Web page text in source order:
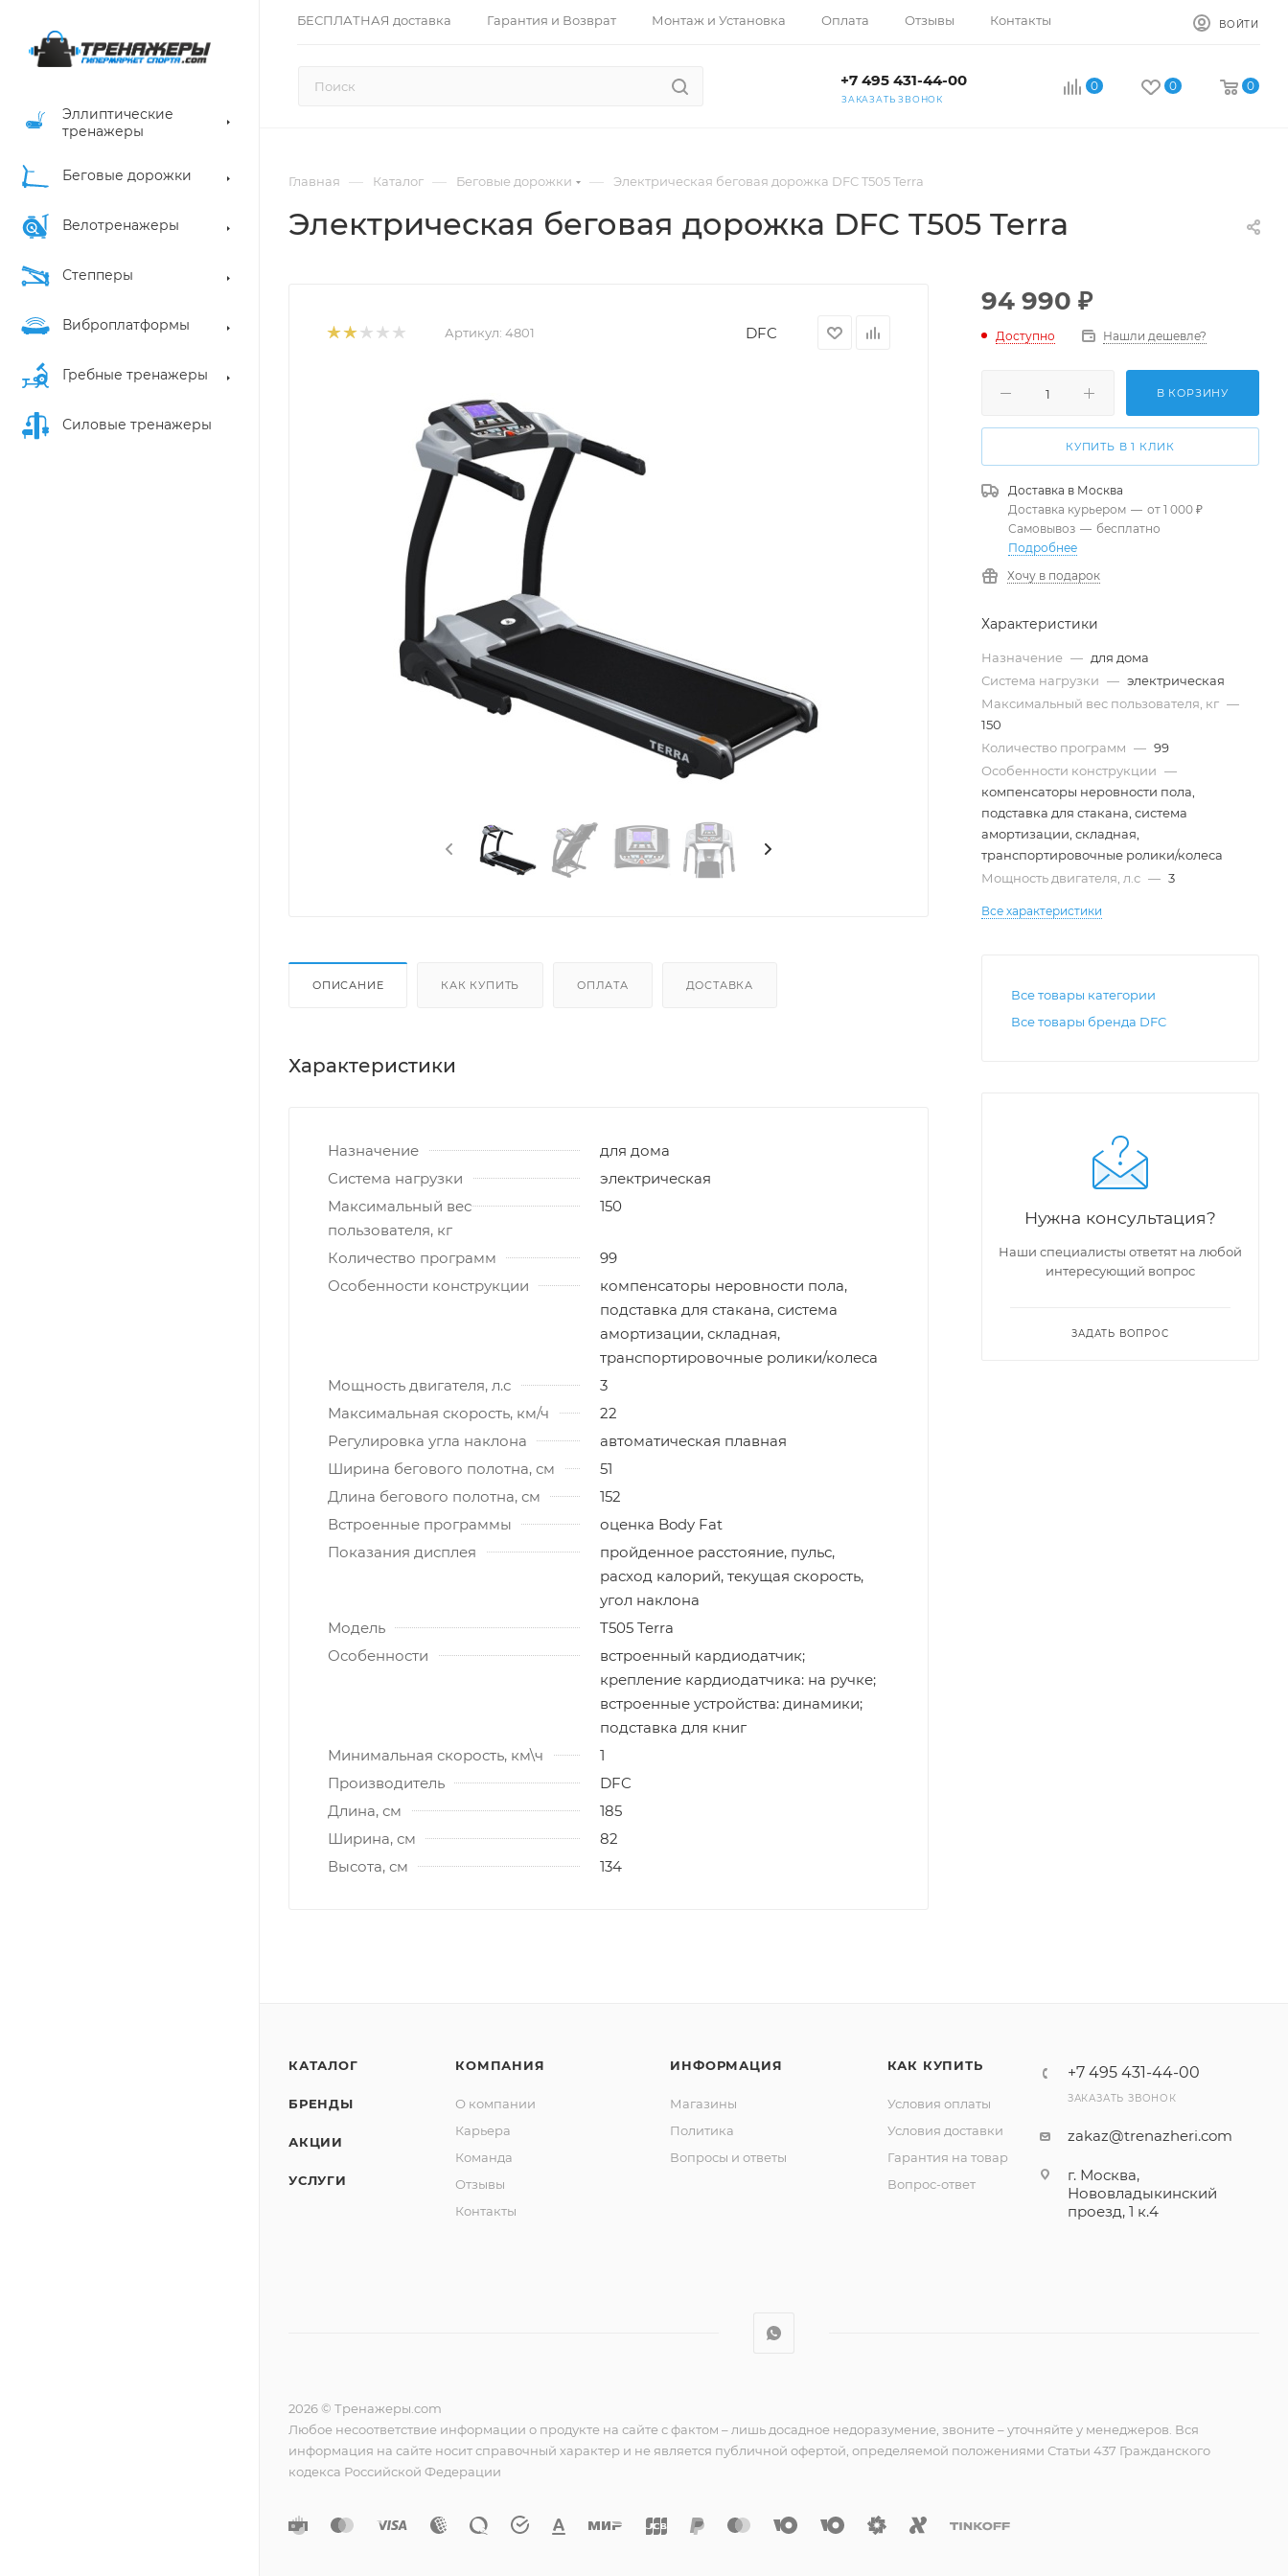
БЕСПЛАТНАЯ доставка Гарантия и Возврат Монтаж и Установка Оплата Отзывы Контакты ВОЙТИ
+7 495 431-44-00
ЗАКАЗАТЬ ЗВОНОК
0 0 0
Эллиптические
тренажеры
Беговые дорожки
Велотренажеры
Степперы
Виброплатформы
Гребные тренажеры
Силовые тренажеры
Главная — Каталог — Беговые дорожки — Электрическая беговая дорожка DFC T505 Terra
Электрическая беговая дорожка DFC T505 Terra
Артикул: 4801 DFC
ОПИСАНИЕ КАК КУПИТЬ ОПЛАТА ДОСТАВКА
Характеристики
Назначение
для дома
Система нагрузки
электрическая
Максимальный вес
пользователя, кг
150
Количество программ
99
Особенности конструкции
компенсаторы неровности пола,
подставка для стакана, система
амортизации, складная,
транспортировочные ролики/колеса
Мощность двигателя, л.с
3
Максимальная скорость, км/ч
22
Регулировка угла наклона
автоматическая плавная
Ширина бегового полотна, см
51
Длина бегового полотна, см
152
Встроенные программы
оценка Body Fat
Показания дисплея
пройденное расстояние, пульс,
расход калорий, текущая скорость,
угол наклона
Модель
T505 Terra
Особенности
встроенный кардиодатчик;
крепление кардиодатчика: на ручке;
встроенные устройства: динамики;
подставка для книг
Минимальная скорость, км\ч
1
Производитель
DFC
Длина, см
185
Ширина, см
82
Высота, см
134
94 990 ₽
Доступно Нашли дешевле?
В КОРЗИНУ
КУПИТЬ В 1 КЛИК
Доставка в Москва
Доставка курьером — от 1 000 ₽
Самовывоз — бесплатно
Подробнее
Хочу в подарок
Характеристики
Назначение — для дома
Система нагрузки — электрическая
Максимальный вес пользователя, кг —
150
Количество программ — 99
Особенности конструкции —
компенсаторы неровности пола,
подставка для стакана, система
амортизации, складная,
транспортировочные ролики/колеса
Мощность двигателя, л.с — 3
Все характеристики
Все товары категории
Все товары бренда DFC
Нужна консультация?
Наши специалисты ответят на любой
интересующий вопрос
ЗАДАТЬ ВОПРОС
КАТАЛОГ
БРЕНДЫ
АКЦИИ
УСЛУГИ
КОМПАНИЯ
О компании
Карьера
Команда
Отзывы
Контакты
ИНФОРМАЦИЯ
Магазины
Политика
Вопросы и ответы
КАК КУПИТЬ
Условия оплаты
Условия доставки
Гарантия на товар
Вопрос-ответ
+7 495 431-44-00
ЗАКАЗАТЬ ЗВОНОК
zakaz@trenazheri.com
г. Москва,
Нововладыкинский
проезд, 1 к.4
2026 © Тренажеры.com
Любое несоответствие информации о продукте на сайте с фактом – лишь досадное недоразумение, звоните – уточняйте у менеджеров. Вся
информация на сайте носит справочный характер и не является публичной офертой, определяемой положениями Статьи 437 Гражданского
кодекса Российской Федерации